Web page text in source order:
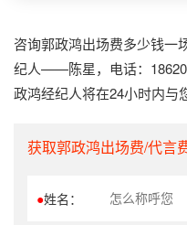
咨询郭政鸿出场费多少钱一
纪人——陈星，电话：
政鸿经纪人将在24小时内与
获取郭政鸿出场费/代言
●姓名：